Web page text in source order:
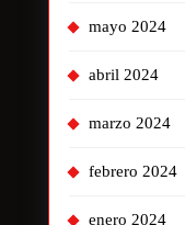
mayo 2024
abril 2024
marzo 2024
febrero 2024
enero 2024